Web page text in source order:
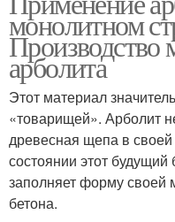
монолитном
Производство
арболита
Этот материал
«товарищей». Арболит
древесная щепа в
состоянии этот
заполняет форму своей
бетона.